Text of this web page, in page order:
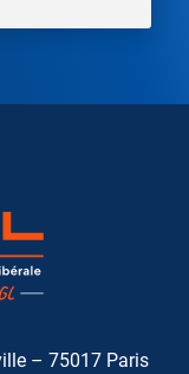
– 75017 Paris